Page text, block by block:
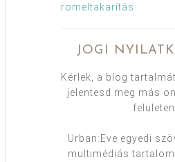
romeltakarítás
JOGI
Kérlek, a blog
jelentesd meg más
felületen.
Urban:Eve egyedi
multimédiás